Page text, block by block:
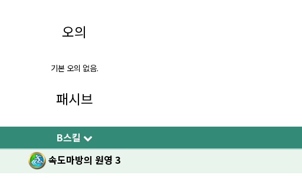
오의
기본 오의 없음.
패시브
B스킬
속도마방의 원영 3